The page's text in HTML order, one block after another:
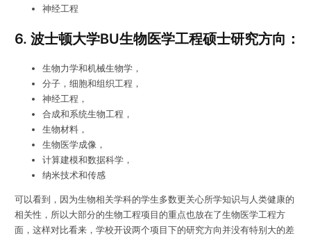
神经工程
6. 波士顿大学BU生物医学工程硕士研究方向：
生物力学和机械生物学，
分子，细胞和组织工程，
神经工程，
合成和系统生物工程，
生物材料，
生物医学成像，
计算建模和数据科学，
纳米技术和传感
可以看到，因为生物相关学科的学生多数更关心所学知识与人类健康的
相关性，所以大部分的生物工程项目的重点也放在了生物医学工程方
面，这样对比看来，学校开设两个项目下的研究方向并没有特别大的差